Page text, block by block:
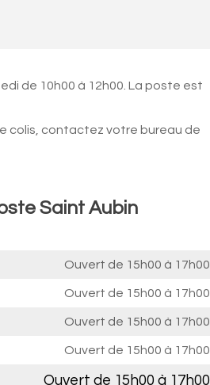
de 10h00 à 12h00. La poste est
colis, contactez votre bureau de
Saint Aubin
Ouvert de 15h00 à 17h00
Ouvert de 15h00 à 17h00
Ouvert de 15h00 à 17h00
Ouvert de 15h00 à 17h00
Ouvert de 15h00 à 17h00